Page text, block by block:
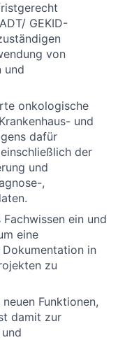
GEKID-
von
und
onkologische
und
dafür
der
und
,
ein und
eine
in
zu
Funktionen,
damit zur